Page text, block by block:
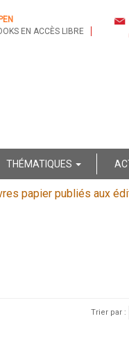
EN ACCÈS LIBRE
THÉMATIQUES
papier publiés aux
Trier par :